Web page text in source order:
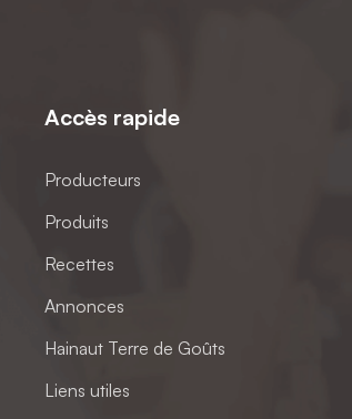
Accès rapide
Producteurs
Produits
Recettes
Annonces
Hainaut Terre de Goûts
Liens utiles